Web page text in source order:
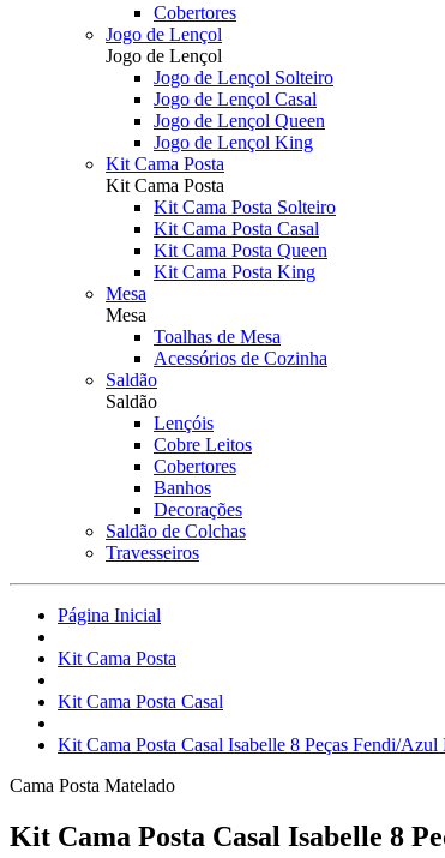
Cobertores
Jogo de Lençol
Jogo de Lençol
Jogo de Lençol Solteiro
Jogo de Lençol Casal
Jogo de Lençol Queen
Jogo de Lençol King
Kit Cama Posta
Kit Cama Posta
Kit Cama Posta Solteiro
Kit Cama Posta Casal
Kit Cama Posta Queen
Kit Cama Posta King
Mesa
Mesa
Toalhas de Mesa
Acessórios de Cozinha
Saldão
Saldão
Lençóis
Cobre Leitos
Cobertores
Banhos
Decorações
Saldão de Colchas
Travesseiros
Página Inicial
Kit Cama Posta
Kit Cama Posta Casal
Kit Cama Posta Casal Isabelle 8 Peças Fendi/
Cama Posta Matelado
Kit Cama Posta Casal Isabelle 8